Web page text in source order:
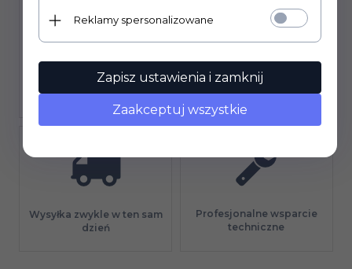
Gwarancja jakości Długi termin płatności
Wysyłka zwykle w ten sam
dzień
Profesjonalne wsparcie
techniczne
Reklamy spersonalizowane
Zapisz ustawienia i zamknij
Zaakceptuj wszystkie